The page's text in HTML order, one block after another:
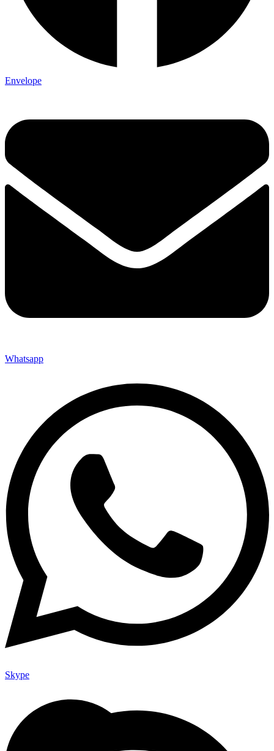
Envelope
Whatsapp
Skype